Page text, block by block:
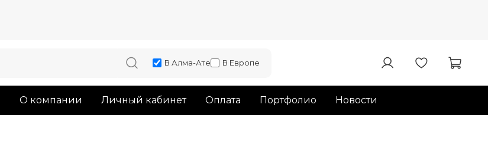
В Алма-Ате В Европе
О компании Личный кабинет Оплата Портфолио Новости